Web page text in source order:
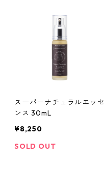
スーパーナチュラルエッセ
ンス 30mL
¥8,250
SOLD OUT